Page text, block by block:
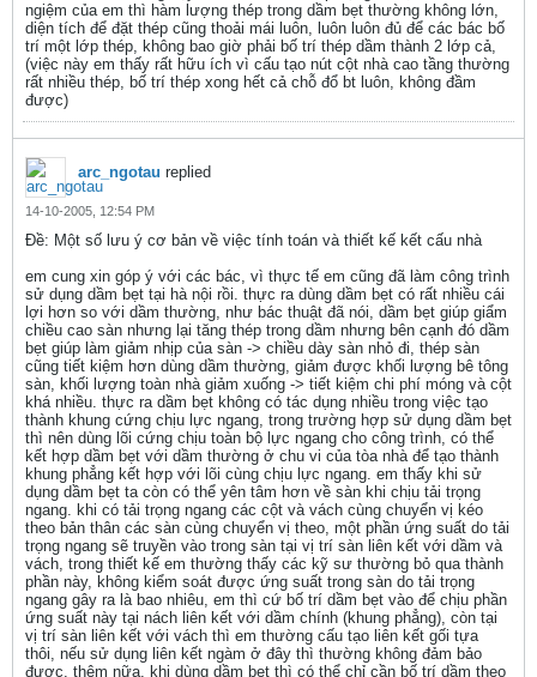
ngiệm của em thì hàm lượng thép trong dầm bẹt thường không lớn,
diện tích để đặt thép cũng thoải mái luôn, luôn luôn đủ để các bác bố
trí một lớp thép, không bao giờ phải bố trí thép dầm thành 2 lớp cả,
(việc này em thấy rất hữu ích vì cấu tạo nút cột nhà cao tầng thường
rất nhiều thép, bố trí thép xong hết cả chỗ đổ bt luôn, không đầm
được)
arc_ngotau replied
14-10-2005, 12:54 PM
Ðề: Một số lưu ý cơ bản về việc tính toán và thiết kế kết cấu nhà
em cung xin góp ý với các bác, vì thực tế em cũng đã làm công trình
sử dụng dầm bẹt tại hà nội rồi. thực ra dùng dầm bẹt có rất nhiều cái
lợi hơn so với dầm thường, như bác thuật đã nói, dầm bẹt giúp giẩm
chiều cao sàn nhưng lại tăng thép trong dầm nhưng bên cạnh đó dầm
bẹt giúp làm giảm nhịp của sàn -> chiều dày sàn nhỏ đi, thép sàn
cũng tiết kiệm hơn dùng dầm thường, giảm được khối lượng bê tông
sàn, khối lượng toàn nhà giảm xuống -> tiết kiệm chi phí móng và cột
khá nhiều. thực ra dầm bẹt không có tác dụng nhiều trong việc tạo
thành khung cứng chịu lực ngang, trong trường hợp sử dụng dầm bẹt
thì nên dùng lõi cứng chịu toàn bộ lực ngang cho công trình, có thể
kết hợp dầm bẹt với dầm thường ở chu vi của tòa nhà để tạo thành
khung phẳng kết hợp với lõi cùng chịu lực ngang. em thấy khi sử
dụng dầm bẹt ta còn có thể yên tâm hơn về sàn khi chịu tải trọng
ngang. khi có tải trọng ngang các cột và vách cùng chuyển vị kéo
theo bản thân các sàn cùng chuyển vị theo, một phần ứng suất do tải
trọng ngang sẽ truyền vào trong sàn tại vị trí sàn liên kết với dầm và
vách, trong thiết kế em thường thấy các kỹ sư thường bỏ qua thành
phần này, không kiểm soát được ứng suất trong sàn do tải trọng
ngang gây ra là bao nhiêu, em thì cứ bố trí dầm bẹt vào để chịu phần
ứng suất này tại nách liên kết với dầm chính (khung phẳng), còn tại
vị trí sàn liên kết với vách thì em thường cấu tạo liên kết gối tựa
thôi, nếu sử dụng liên kết ngàm ở đây thì thường không đảm bảo
được. thêm nữa, khi dùng dầm bẹt thì có thể chỉ cần bố trí dầm theo